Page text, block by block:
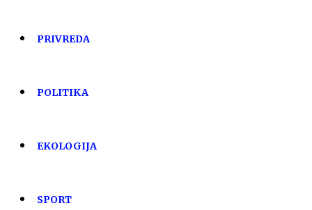
PRIVREDA
POLITIKA
EKOLOGIJA
SPORT